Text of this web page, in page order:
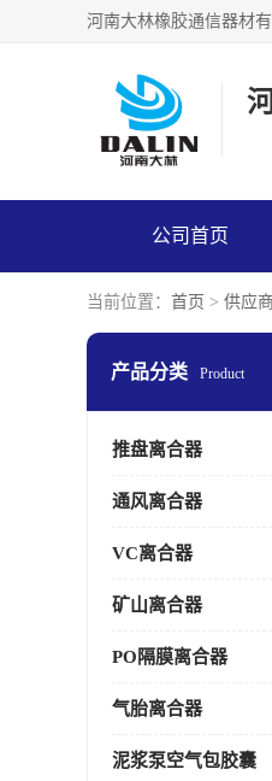
公司首页
当前位置： 首页 > 供应
产品分类 Product
推盘离合器
通风离合器
VC离合器
矿山离合器
PO隔膜离合器
气胎离合器
泥浆泵空气包胶囊